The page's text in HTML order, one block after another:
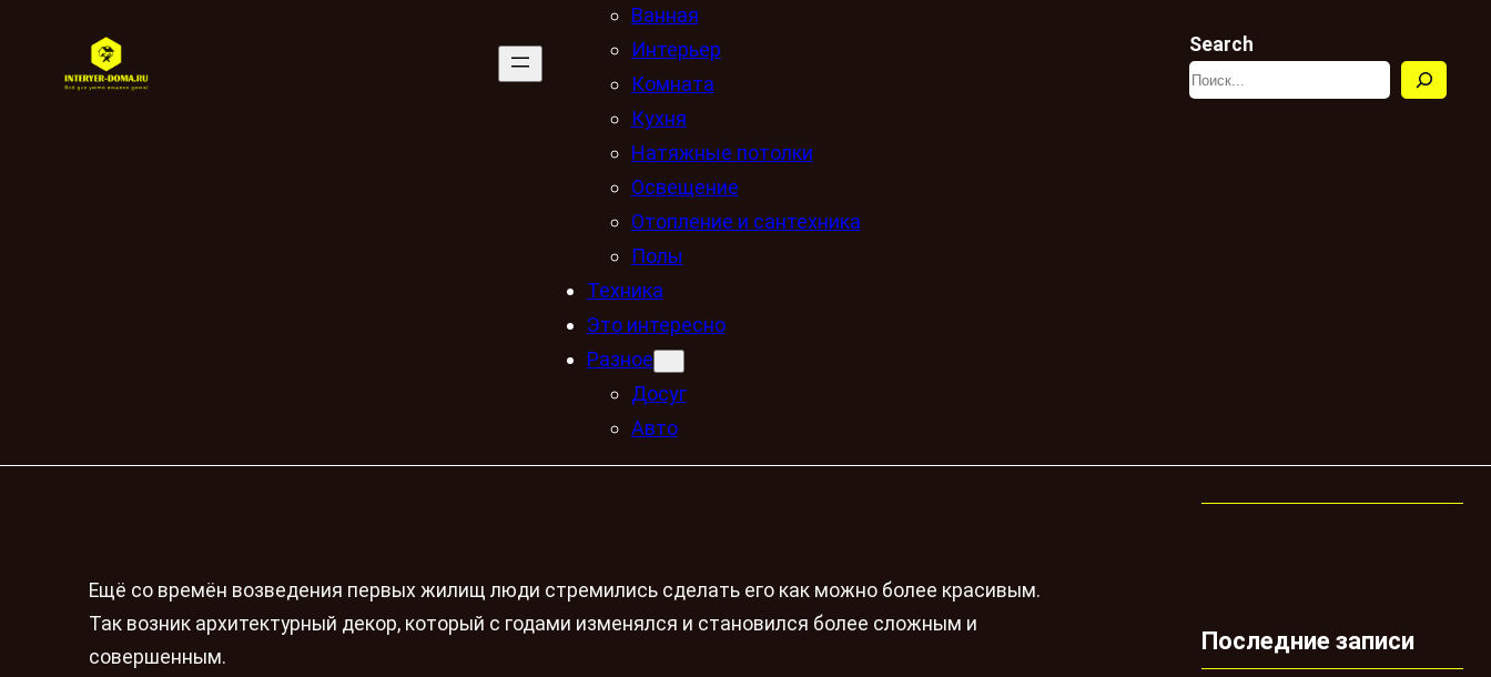
Ванная
Интерьер
Комната
Кухня
Натяжные потолки
Освещение
Отопление и сантехника
Полы
Техника
Это интересно
Разное
Досуг
Авто
Search
Ещё со времён возведения первых жилищ люди стремились сделать его как можно более красивым.
Так возник архитектурный декор, который с годами изменялся и становился более сложным и
совершенным.
Последние записи